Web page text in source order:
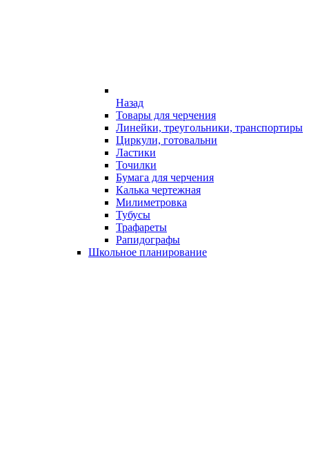
Назад
Товары для черчения
Линейки, треугольники, транспортиры
Циркули, готовальни
Ластики
Точилки
Бумага для черчения
Калька чертежная
Милиметровка
Тубусы
Трафареты
Рапидографы
Школьное планирование